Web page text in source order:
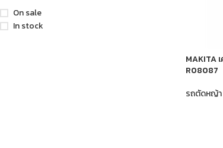
On sale
In stock
MAKITA
R08087
รถตัดหญ้า